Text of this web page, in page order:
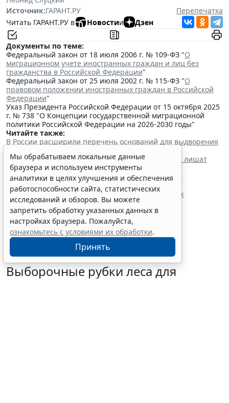
Источник:ГАРАНТ.РУ
Перепечатка
Читать ГАРАНТ.РУ в
Новостии Дзен
Документы по теме:
Федеральный закон от 18 июля 2006 г. № 109-ФЗ "О
миграционном учете иностранных граждан и лиц без
гражданства в Российской Федерации"
Федеральный закон от 25 июля 2002 г. № 115-ФЗ "О
правовом положении иностранных граждан в Российской
Федерации"
Указ Президента Российской Федерации от 15 октября 2025
г. № 738 "О Концепции государственной миграционной
политики Российской Федерации на 2026-2030 годы"
Читайте также:
В России расширили перечень оснований для выдворения
Мигрантов с судимостью за любое преступление лишат
права на прием в гражданство
Данные об иностранных гражданах без права на
нахождение в РФ попадают в реестр
Президент утвердил поправки о дополнительных
требованиях к трудовым мигрантам
Выборочные рубки леса для
Мы обрабатываем локальные данные
браузера и используем инструменты
аналитики в целях улучшения и обеспечения
работоспособности сайта, статистических
исследований и обзоров. Вы можете
запретить обработку указанных данных в
настройках браузера. Пожалуйста,
ознакомьтесь с условиями их обработки.
Принять